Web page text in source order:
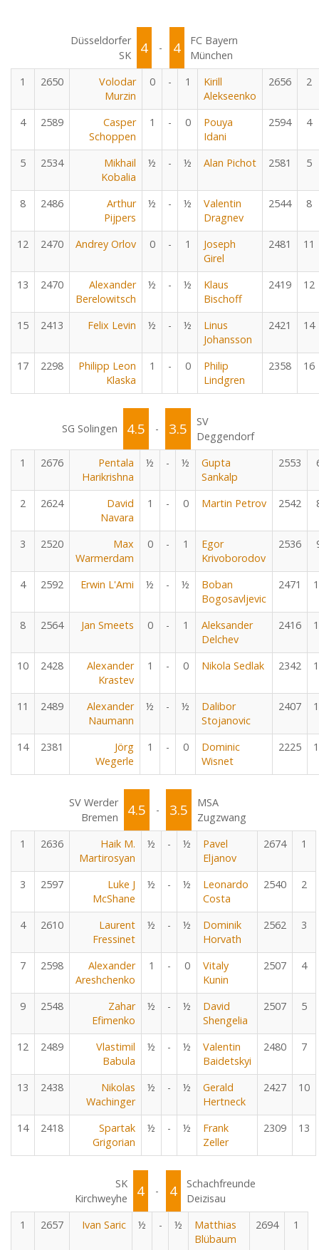
Düsseldorfer
SK
4 - 4
FC Bayern
München
1
2650
Volodar
Murzin
0 - 1
Kirill
Alekseenko
2656 2
4 2589
Casper
Schoppen
1 - 0
Pouya
Idani
2594 4
5 2534
Mikhail
Kobalia
½ - ½ Alan Pichot 2581 5
8 2486
Arthur
Pijpers
½ - ½
Valentin
Dragnev
2544 8
12 2470 Andrey Orlov 0 - 1
Joseph
Girel
2481 11
13 2470
Alexander
Berelowitsch
½ - ½
Klaus
Bischoff
2419 12
15 2413 Felix Levin ½ - ½
Linus
Johansson
2421 14
17 2298
Philipp Leon
Klaska
1 - 0
Philip
Lindgren
2358 16
SG Solingen 4.5 - 3.5
SV
Deggendorf
1
2676
Pentala
Harikrishna
½ - ½
Gupta
Sankalp
2553
2 2624
David
Navara
1 - 0 Martin Petrov 2542
3 2520
Max
Warmerdam
0 - 1
Egor
Krivoborodov
2536
4 2592 Erwin L'Ami ½ - ½
Boban
Bogosavljevic
2471
8 2564 Jan Smeets 0 - 1
Aleksander
Delchev
2416
10 2428
Alexander
Krastev
1 - 0 Nikola Sedlak 2342
11 2489
Alexander
Naumann
½ - ½
Dalibor
Stojanovic
2407
14 2381
Jörg
Wegerle
1 - 0
Dominic
Wisnet
2225
SV Werder
Bremen
4.5 - 3.5
MSA
Zugzwang
1
2636
Haik M.
Martirosyan
½ - ½
Pavel
Eljanov
2674 1
3 2597
Luke J
McShane
½ - ½
Leonardo
Costa
2540 2
4 2610
Laurent
Fressinet
½ - ½
Dominik
Horvath
2562 3
7 2598
Alexander
Areshchenko
1 - 0
Vitaly
Kunin
2507 4
9 2548
Zahar
Efimenko
½ - ½
David
Shengelia
2507 5
12 2489
Vlastimil
Babula
½ - ½
Valentin
Baidetskyi
2480 7
13 2438
Nikolas
Wachinger
½ - ½
Gerald
Hertneck
2427 10
14 2418
Spartak
Grigorian
½ - ½
Frank
Zeller
2309 13
SK
Kirchweyhe
4 - 4
Schachfreunde
Deizisau
1
2657 Ivan Saric ½ - ½
Matthias
Blübaum
2694 1